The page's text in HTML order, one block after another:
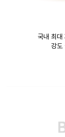
국내 최대
강도